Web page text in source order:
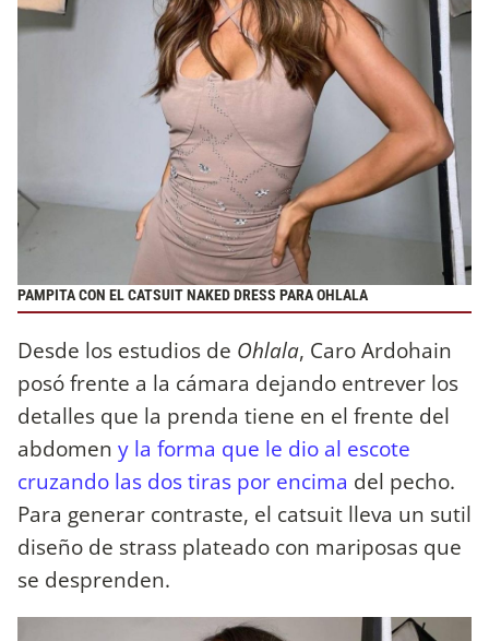
PAMPITA CON EL CATSUIT NAKED DRESS PARA OHLALA
Desde los estudios de Ohlala, Caro Ardohain
posó frente a la cámara dejando entrever los
detalles que la prenda tiene en el frente del
abdomen y la forma que le dio al escote
cruzando las dos tiras por encima del pecho.
Para generar contraste, el catsuit lleva un sutil
diseño de strass plateado con mariposas que
se desprenden.